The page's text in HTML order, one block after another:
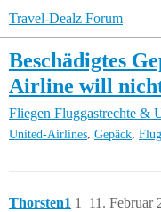
Travel-Dealz Forum
Beschädigtes
Airline will
Fliegen Fluggastrechte &
United-Airlines, Gepäck,
Thorsten1 11. Februar
1